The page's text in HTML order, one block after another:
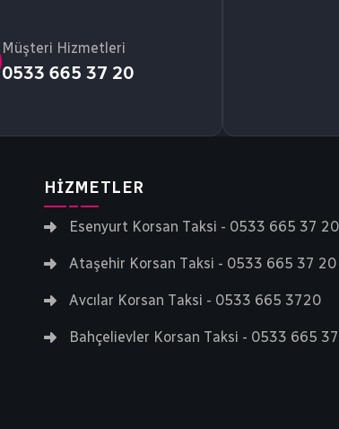
Müşteri Hizmetleri
0533 665 37 20
HIZMETLER
Esenyurt Korsan Taksi - 0533 665 37 20
Ataşehir Korsan Taksi - 0533 665 37 20
Avcılar Korsan Taksi - 0533 665 3720
Bahçelievler Korsan Taksi - 0533 665